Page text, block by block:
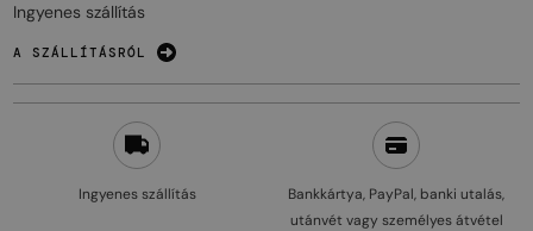
Ingyenes szállítás
Bankkártya, PayPal, banki utalás,
utánvét vagy személyes átvétel
Ingyenes szállítás
A SZÁLLÍTÁSRÓL